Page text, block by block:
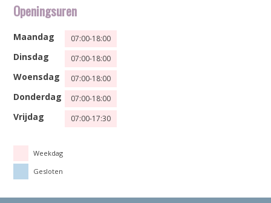
Openingsuren
Maandag 07:00-18:00
Dinsdag 07:00-18:00
Woensdag 07:00-18:00
Donderdag 07:00-18:00
Vrijdag 07:00-17:30
Weekdag
Gesloten